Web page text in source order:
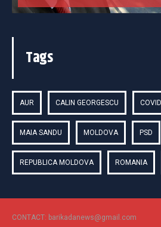
Tags
AUR CALIN GEORGESCU COVID
MAIA SANDU MOLDOVA PSD
REPUBLICA MOLDOVA ROMANIA
CONTACT: barikadanews@gmail.com